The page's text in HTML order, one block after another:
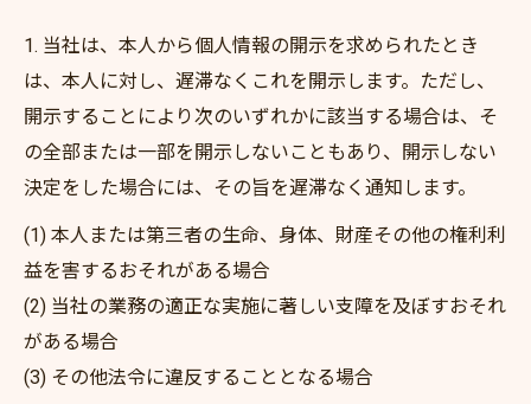
1. 当社は、本人から個人情報の開示を求められたとき
は、本人に対し、遅滞なくこれを開示します。ただし、
開示することにより次のいずれかに該当する場合は、そ
の全部または一部を開示しないこともあり、開示しない
決定をした場合には、その旨を遅滞なく通知します。
(1) 本人または第三者の生命、身体、財産その他の権利利
益を害するおそれがある場合
(2) 当社の業務の適正な実施に著しい支障を及ぼすおそれ
がある場合
(3) その他法令に違反することとなる場合